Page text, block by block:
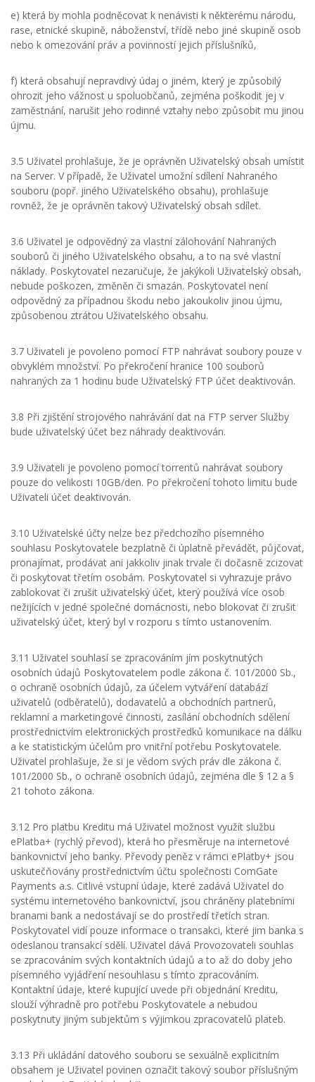
e) která by mohla podněcovat k nenávisti k některému národu,
rase, etnické skupině, náboženství, třídě nebo jiné skupině osob
nebo k omezování práv a povinností jejich příslušníků,
f) která obsahují nepravdivý údaj o jiném, který je způsobilý
ohrozit jeho vážnost u spoluobčanů, zejména poškodit jej v
zaměstnání, narušit jeho rodinné vztahy nebo způsobit mu jinou
újmu.
3.5 Uživatel prohlašuje, že je oprávněn Uživatelský obsah umístit
na Server. V případě, že Uživatel umožní sdílení Nahraného
souboru (popř. jiného Uživatelského obsahu), prohlašuje
rovněž, že je oprávněn takový Uživatelský obsah sdílet.
3.6 Uživatel je odpovědný za vlastní zálohování Nahraných
souborů či jiného Uživatelského obsahu, a to na své vlastní
náklady. Poskytovatel nezaručuje, že jakýkoli Uživatelský obsah,
nebude poškozen, změněn či smazán. Poskytovatel není
odpovědný za případnou škodu nebo jakoukoliv jinou újmu,
způsobenou ztrátou Uživatelského obsahu.
3.7 Uživateli je povoleno pomocí FTP nahrávat soubory pouze v
obvyklém množství. Po překročení hranice 100 souborů
nahraných za 1 hodinu bude Uživatelský FTP účet deaktivován.
3.8 Při zjištění strojového nahrávání dat na FTP server Služby
bude uživatelský účet bez náhrady deaktivován.
3.9 Uživateli je povoleno pomocí torrentů nahrávat soubory
pouze do velikosti 10GB/den. Po překročení tohoto limitu bude
Uživateli účet deaktivován.
3.10 Uživatelské účty nelze bez předchozího písemného
souhlasu Poskytovatele bezplatně či úplatně převádět, půjčovat,
pronajímat, prodávat ani jakkoliv jinak trvale či dočasně zcizovat
či poskytovat třetím osobám. Poskytovatel si vyhrazuje právo
zablokovat či zrušit uživatelský účet, který používá více osob
nežijících v jedné společné domácnosti, nebo blokovat či zrušit
uživatelský účet, který byl v rozporu s tímto ustanovením.
3.11 Uživatel souhlasí se zpracováním jím poskytnutých
osobních údajů Poskytovatelem podle zákona č. 101/2000 Sb.,
o ochraně osobních údajů, za účelem vytváření databází
uživatelů (odběratelů), dodavatelů a obchodních partnerů,
reklamní a marketingové činnosti, zasílání obchodních sdělení
prostřednictvím elektronických prostředků komunikace na dálku
a ke statistickým účelům pro vnitřní potřebu Poskytovatele.
Uživatel prohlašuje, že si je vědom svých práv dle zákona č.
101/2000 Sb., o ochraně osobních údajů, zejména dle § 12 a §
21 tohoto zákona.
3.12 Pro platbu Kreditu má Uživatel možnost využít službu
ePlatba+ (rychlý převod), která ho přesměruje na internetové
bankovnictví jeho banky. Převody peněz v rámci ePlatby+ jsou
uskutečňovány prostřednictvím účtu společnosti ComGate
Payments a.s. Citlivé vstupní údaje, které zadává Uživatel do
systému internetového bankovnictví, jsou chráněny platebními
branami bank a nedostávají se do prostředí třetích stran.
Poskytovatel vidí pouze informace o transakci, které jim banka s
odeslanou transakcí sdělí. Uživatel dává Provozovateli souhlas
se zpracováním svých kontaktních údajů a to až do doby jeho
písemného vyjádření nesouhlasu s tímto zpracováním.
Kontaktní údaje, které kupující uvede při objednání Kreditu,
slouží výhradně pro potřebu Poskytovatele a nebudou
poskytnuty jiným subjektům s výjimkou zpracovatelů plateb.
3.13 Při ukládání datového souboru se sexuálně explicitním
obsahem je Uživatel povinen označit takový soubor příslušným